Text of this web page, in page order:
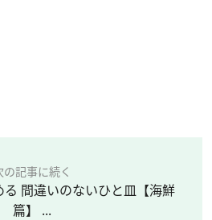
の記事に続く
間違いのないひと皿【海鮮
篇】 ...